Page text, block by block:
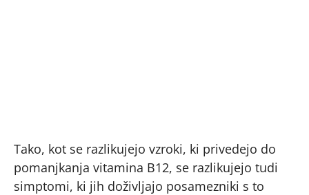
Tako, kot se razlikujejo vzroki, ki privedejo do
pomanjkanja vitamina B12, se razlikujejo tudi
simptomi, ki jih doživljajo posamezniki s to